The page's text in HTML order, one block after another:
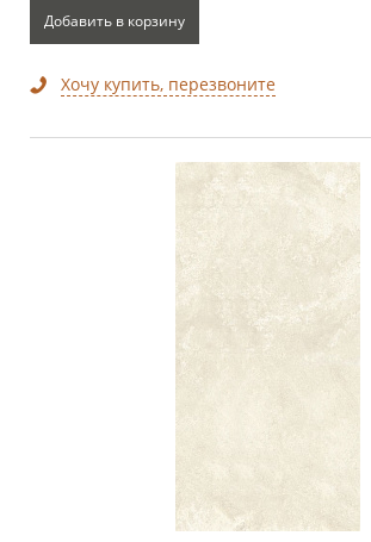
Добавить в корзину
Хочу купить, перезвоните